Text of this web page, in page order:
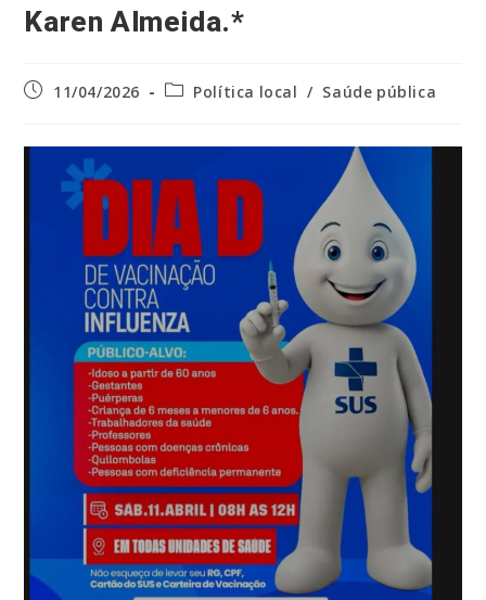
Karen Almeida.*
Post11/04/2026
Categoria
Política local / Saúde pública